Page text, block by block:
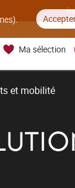
Ma sélection
et mobilité